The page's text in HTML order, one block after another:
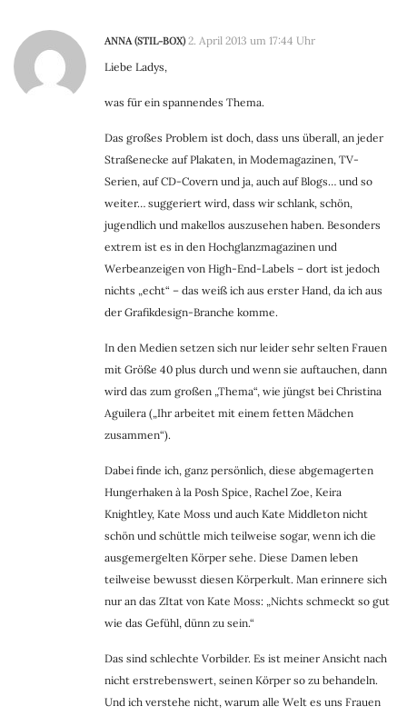
ANNA (STIL-BOX) 2. April 2013 um 17:44 Uhr
Liebe Ladys,
was für ein spannendes Thema.
Das großes Problem ist doch, dass uns überall, an jeder
Straßenecke auf Plakaten, in Modemagazinen, TV-
Serien, auf CD-Covern und ja, auch auf Blogs… und so
weiter… suggeriert wird, dass wir schlank, schön,
jugendlich und makellos auszusehen haben. Besonders
extrem ist es in den Hochglanzmagazinen und
Werbeanzeigen von High-End-Labels – dort ist jedoch
nichts „echt“ – das weiß ich aus erster Hand, da ich aus
der Grafikdesign-Branche komme.
In den Medien setzen sich nur leider sehr selten Frauen
mit Größe 40 plus durch und wenn sie auftauchen, dann
wird das zum großen „Thema“, wie jüngst bei Christina
Aguilera („Ihr arbeitet mit einem fetten Mädchen
zusammen“).
Dabei finde ich, ganz persönlich, diese abgemagerten
Hungerhaken à la Posh Spice, Rachel Zoe, Keira
Knightley, Kate Moss und auch Kate Middleton nicht
schön und schüttle mich teilweise sogar, wenn ich die
ausgemergelten Körper sehe. Diese Damen leben
teilweise bewusst diesen Körperkult. Man erinnere sich
nur an das ZItat von Kate Moss: „Nichts schmeckt so gut
wie das Gefühl, dünn zu sein.“
Das sind schlechte Vorbilder. Es ist meiner Ansicht nach
nicht erstrebenswert, seinen Körper so zu behandeln.
Und ich verstehe nicht, warum alle Welt es uns Frauen